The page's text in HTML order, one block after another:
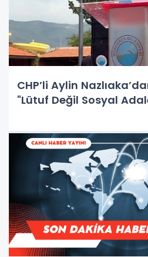
CHP’li Aylin
"Lütuf Değil Sosyal